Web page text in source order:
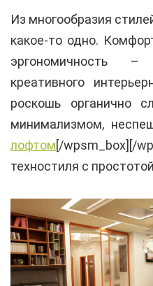
Из многообразия
какое-то одно.
эргономичность
креативного
роскошь органично
минимализмом,
лофтом[/
техностиля с